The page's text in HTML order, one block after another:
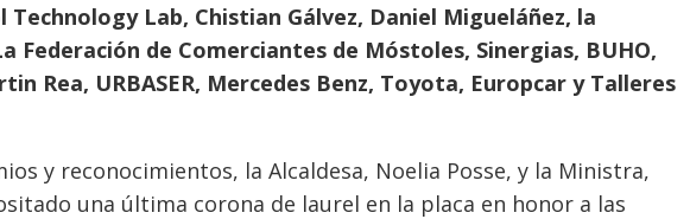
Technology Lab, Chistian Gálvez, Daniel Migueláñez, la
Federación de Comerciantes de Móstoles, Sinergias, BUHO,
Rea, URBASER, Mercedes Benz, Toyota, Europcar y Talleres
y reconocimientos, la Alcaldesa, Noelia Posse, y la Ministra,
una última corona de laurel en la placa en honor a las